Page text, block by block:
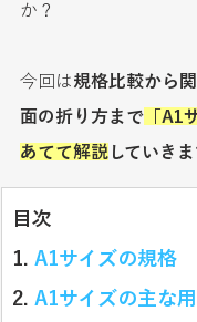
か？
今回は規格比較から
面の折り方まで 「A1
あてて解説 していきま
目次
1. A1サイズの規格
2. A1サイズの主な